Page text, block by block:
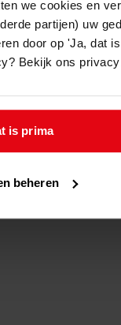
we cookies en
partijen) uw
door op 'Ja, dat
Bekijk ons
is prima
beheren
1982-